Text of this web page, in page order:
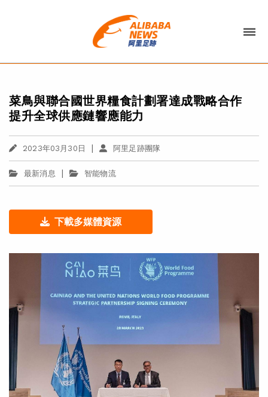
菜鳥與聯合國世界糧食計劃署達成戰略合作
提升全球供應鏈響應能力
2023年03月30日 | 阿里足跡團隊
最新消息 | 智能物流
下載多媒體資源